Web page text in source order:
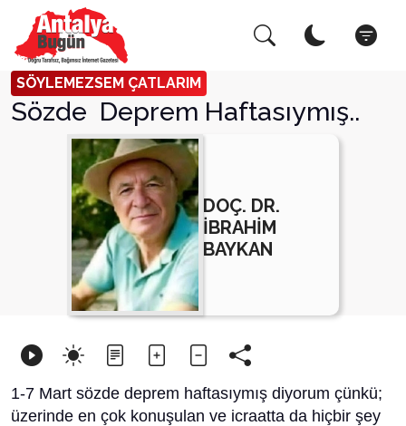
SÖYLEMEZSEM ÇATLARIM
Sözde Deprem Haftasıymış..
DOÇ. DR.
İBRAHİM
BAYKAN
1-7 Mart sözde deprem haftasıymış diyorum çünkü;
üzerinde en çok konuşulan ve icraatta da hiçbir şey
Arama Yap! Kapat